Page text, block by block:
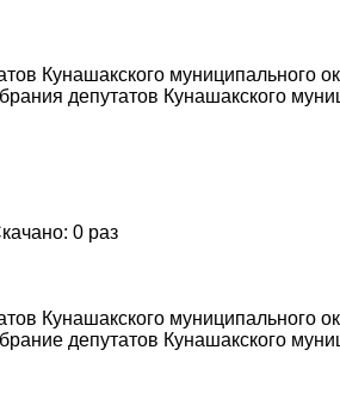
Кунашакского муниципального
депутатов Кунашакского
0 раз
Кунашакского муниципального
депутатов Кунашакского